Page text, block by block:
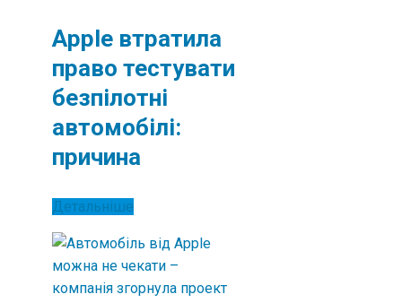
Apple втратила
право тестувати
безпілотні
автомобілі:
причина
Детальніше